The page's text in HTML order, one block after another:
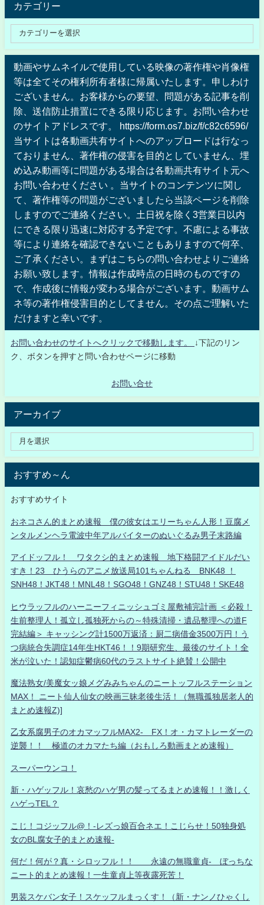
カテゴリー
動画やサムネイルで使用している映像の著作権や肖像権
等は全てその権利所有者様に帰属いたします。申しわけ
ございません。お客様からの要望、問題がある記事を削
除、送信防止措置にできる限り応じます。お問い合わせ
のサイトアドレスです。 https://form.os7.biz/f/c82c6596/
当サイトは各動画共有サイトへのアップロードは行なっ
ておりません、著作権の侵害を目的としていません、埋
め込み動画等に問題がある場合は各動画共有サイト元へ
お問い合わせください 。当サイトのコンテンツに関し
て、著作権等の問題がございましたら当該ページを削除
しますのでご連絡ください。土日祝を除く3営業日以内
にできる限り迅速に対応する予定です。不慮による事故
等により連絡を確認できないこともありますので何卒、
ご了承ください。まずはこちらの問い合わせよりご連絡
お願い致します。情報は作成時点の日時のものですの
で、作成後に情報が変わる場合がございます。動画サム
ネ等の著作権侵害目的としてません。その点ご理解いた
だけますと幸いです。
お問い合わせのサイトへクリックで移動します。
↓下記のリン
ク、ボタンを押すと問い合わせページに移動
お問い合せ
アーカイブ
おすすめ～ん
おすすめサイト
おネコさん的まとめ速報 僕の彼女はエリーちゃん人形！豆腐メ
ンタルメンヘラ電波中年アルバイターのぬいぐるみ男子末路編
アイドッフル！ ワタクシ的まとめ速報 地下格闘アイドルだい
すき！23 ひうらのアニメ放送局101ちゃんねる BNK48 ！
SNH48！JKT48！MNL48！SGO48！GNZ48！STU48！SKE48
ヒウラッフルのハーニーフィニッシュゴミ屋敷補完計画 ＜必殺！
生前整理人！孤立し孤独死からの～特殊清掃・遺品整理への道F
完結編＞ キャッシング計1500万返済：厨二病借金3500万円！う
つ病統合失調症14年生HKT46！！9期研究生、最後のサイト！全
米が泣いた！認知症鬱病60代のラストサイト絶賛！公開中
魔法熟女/美魔女ッ娘メグみみちゃんのニートッフルステーション
MAX！ ニート仙人仙女の映画三昧老後生活！（無職孤独居老人的
まとめ速報Z)]
乙女系腐男子のオカマッフルMAX2- FX！オ・カマトレーダーの
逆襲！！ 極道のオカマたち編（おもしろ動画まとめ速報）
スーパーウンコ！
新・ハゲッフル！哀愁のハゲ男の髪ってるまとめ速報！！激しく
ハゲっTEL？
こじ！コジッフル@！-レズっ娘百合ネエ！こじらせ！50独身処
女のBL腐女子的まとめ速報-
何だ！何が？真・シロッフル！！ 永遠の無職童貞- ぼっちな
ニート的まとめ速報！一生童貞上等夜露死苦！
男装スケバン女子！スケッフルまっくす！（新・ナンノひゃくし